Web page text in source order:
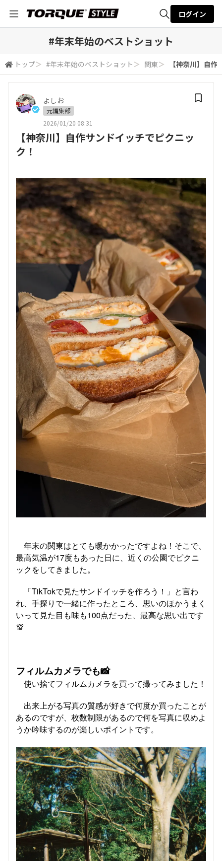
検索
ログイン
#年末年始のベストショット
トップ＞ #年末年始のベストショット ＞ 関東＞ 【神奈川】自
よしお
元編集部
2026/01/20 08:31
【神奈川】自作サンドイッチでピクニッ
ク！
年末の関東はとても暖かかったですよね！そこで、
最高気温が17度もあった日に、近くの公園でピクニ
ックをしてきました。
「TikTokで見たサンドイッチを作ろう！」と言わ
れ、手探りで一緒に作ったところ、思いのほかうまく
いって見た目も味も100点だった、最高な思い出です
💯
フィルムカメラでも📸
使い捨てフィルムカメラを買って撮ってみました！
出来上がる写真の質感が好きで何度か買ったことが
あるのですが、枚数制限があるので何を写真に収めよ
うか吟味するのが楽しいポイントです。